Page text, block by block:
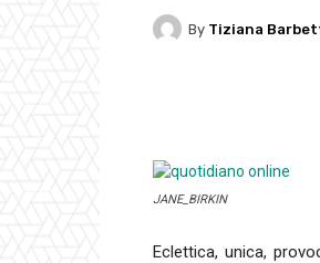
By Tiziana
JANE_BIRKIN
Eclettica, unica,